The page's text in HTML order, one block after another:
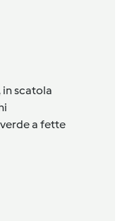
in scatola
a fette